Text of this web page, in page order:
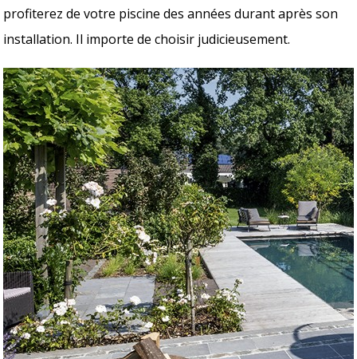
profiterez de votre piscine des années durant après son
installation. Il importe de choisir judicieusement.